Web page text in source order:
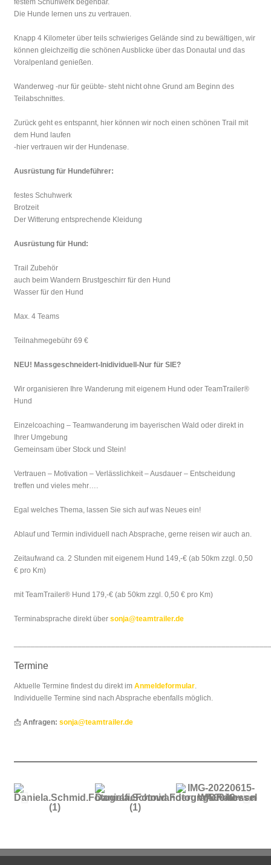
festem Schuhwerk begehbar.
Die Hunde lernen uns zu vertrauen.
Knapp 4 Kilometer über teils schwieriges Gelände sind zu bewältigen, wir
können gleichzeitig die schönen Ausblicke über das Donautal und das
Voralpenland genießen.
Wanderweg -nur für geübte- steht nicht ohne Grund am Beginn des
Teilabschnittes.
Zurück geht es entspannt, hier können wir noch einen schönen Trail mit
dem Hund laufen
-hier vertrauen wir der Hundenase.
Ausrüstung für Hundeführer:
festes Schuhwerk
Brotzeit
Der Witterung entsprechende Kleidung
Ausrüstung für Hund:
Trail Zubehör
auch beim Wandern Brustgeschirr für den Hund
Wasser für den Hund
Max. 4 Teams
Teilnahmegebühr 69 €
NEU! Massgeschneidert-Inidividuell-Nur für SIE?
Wir organisieren Ihre Wanderung mit eigenem Hund oder TeamTrailer®
Hund
Einzelcoaching – Teamwanderung im bayerischen Wald oder direkt in
Ihrer Umgebung
Gemeinsam über Stock und Stein!
Vertrauen – Motivation – Verlässlichkeit – Ausdauer – Entscheidung
treffen und vieles mehr….
Egal welches Thema, lassen Sie sich auf was Neues ein!
Ablauf und Termin individuell nach Absprache, gerne reisen wir auch an.
Zeitaufwand ca. 2 Stunden mit eigenem Hund 149,-€ (ab 50km zzgl. 0,50
€ pro Km)
mit TeamTrailer® Hund 179,-€ (ab 50km zzgl. 0,50 € pro Km)
Terminabsprache direkt übersonja@teamtrailer.de
Termine
Aktuelle Termine findest du direkt imAnmeldeformular.
Individuelle Termine sind nach Absprache ebenfalls möglich.
📩Anfragen: sonja@teamtrailer.de